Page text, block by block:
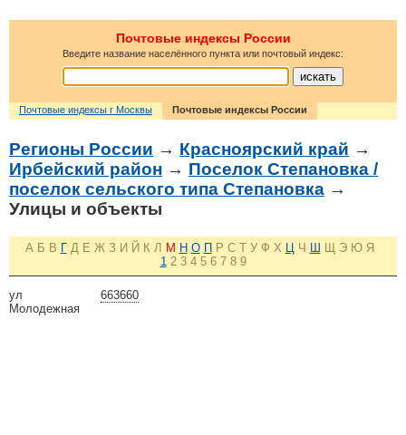
Почтовые индексы России
Введите название населённого пункта или почтовый индекс:
Почтовые индексы г Москвы Почтовые индексы России
Регионы России → Красноярский край →
Ирбейский район → Поселок Степановка /
поселок сельского типа Степановка →
Улицы и объекты
А Б В Г Д Е Ж З И Й К Л М Н О П Р С Т У Ф Х Ц Ч Ш Щ Э Ю Я
1 2 3 4 5 6 7 8 9
663660
ул
Молодежная